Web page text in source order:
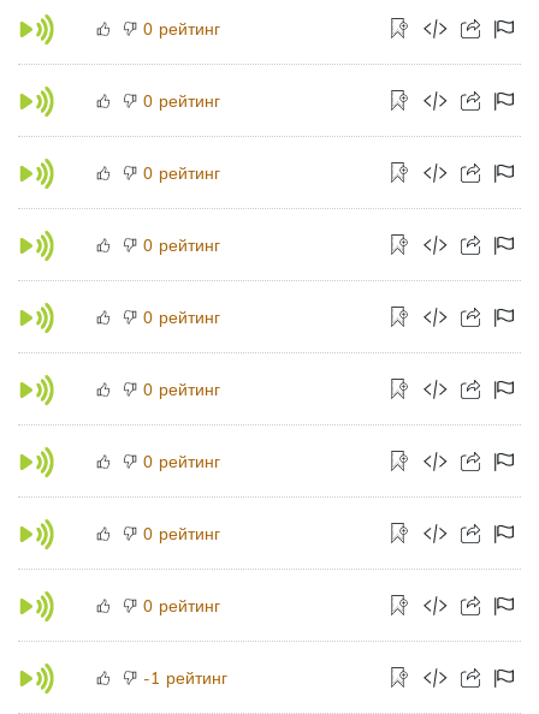
0 рейтинг
0 рейтинг
0 рейтинг
0 рейтинг
0 рейтинг
0 рейтинг
0 рейтинг
0 рейтинг
0 рейтинг
-1 рейтинг